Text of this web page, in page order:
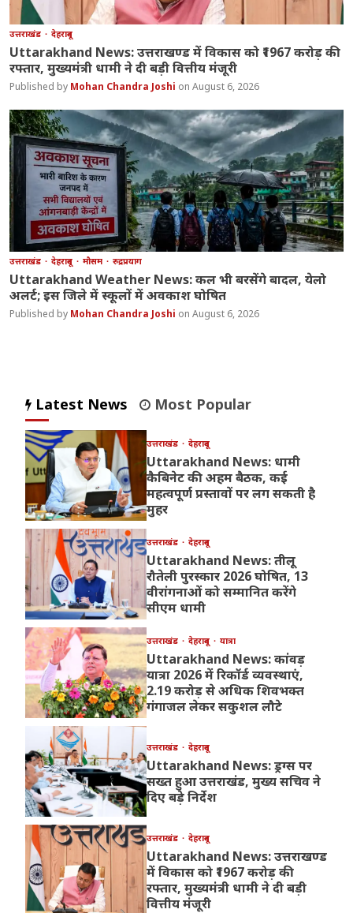
उत्तराखंड देहरादून
Uttarakhand News: उत्तराखण्ड में विकास को ₹1967 करोड़ की
रफ्तार, मुख्यमंत्री धामी ने दी बड़ी वित्तीय मंजूरी
Mohan Chandra Joshi August 6, 2026
उत्तराखंड देहरादून मौसम रुद्रप्रयाग
Uttarakhand Weather News: कल भी बरसेंगे बादल, येलो
अलर्ट; इस जिले में स्कूलों में अवकाश घोषित
Mohan Chandra Joshi August 6, 2026
Latest News Most Popular
उत्तराखंड देहरादून
Uttarakhand News: धामी
कैबिनेट की अहम बैठक, कई
महत्वपूर्ण प्रस्तावों पर लग सकती है
मुहर
उत्तराखंड देहरादून
Uttarakhand News: तीलू
रौतेली पुरस्कार 2026 घोषित, 13
वीरांगनाओं को सम्मानित करेंगे
सीएम धामी
उत्तराखंड देहरादून यात्रा
Uttarakhand News: कांवड़
यात्रा 2026 में रिकॉर्ड व्यवस्थाएं,
2.19 करोड़ से अधिक शिवभक्त
गंगाजल लेकर सकुशल लौटे
उत्तराखंड देहरादून
Uttarakhand News: ड्रग्स पर
सख्त हुआ उत्तराखंड, मुख्य सचिव ने
दिए बड़े निर्देश
उत्तराखंड देहरादून
Uttarakhand News: उत्तराखण्ड
में विकास को ₹1967 करोड़ की
रफ्तार, मुख्यमंत्री धामी ने दी बड़ी
वित्तीय मंजूरी